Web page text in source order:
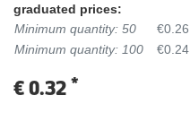
graduated prices:
Minimum quantity: 50
€0.26
Minimum quantity: 100
€0.24
€ 0.32 *